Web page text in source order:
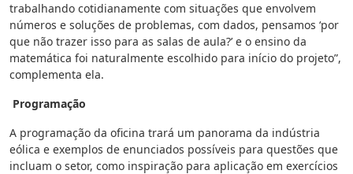
trabalhando cotidianamente com situações que envolvem
números e soluções de problemas, com dados, pensamos ‘por
que não trazer isso para as salas de aula?’ e o ensino da
matemática foi naturalmente escolhido para início do projeto”,
complementa ela.
Programação
A programação da oficina trará um panorama da indústria
eólica e exemplos de enunciados possíveis para questões que
incluam o setor, como inspiração para aplicação em exercícios